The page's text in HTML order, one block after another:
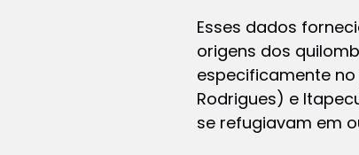
Esses dados
origens dos
especificamente
Rodrigues) e
se refugiavam em